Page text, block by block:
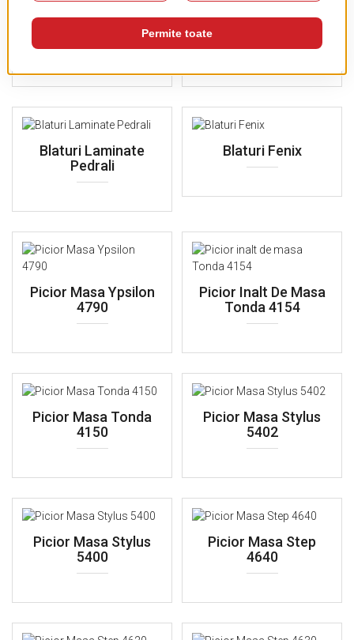
Blaturi Marble Pedrali Blaturi Granit Pedrali
Blaturi Laminate
Pedrali
Blaturi Fenix
Picior Masa Ypsilon
4790
Picior Inalt De Masa
Tonda 4154
Picior Masa Tonda
4150
Picior Masa Stylus
5402
Picior Masa Stylus
5400
Picior Masa Step
4640